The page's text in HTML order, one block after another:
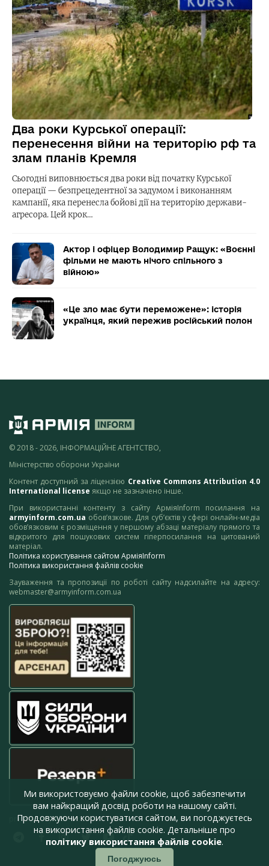
Два роки Курської операції:
перенесення війни на територію рф та
злам планів Кремля
Сьогодні виповнюється два роки від початку Курської
операції — безпрецедентної за задумом і виконанням
кампанії, яка перенесла бойові дії на територію держави-
агресора. Цей крок…
Актор і офіцер Володимир Ращук: «Воєнні
фільми не мають нічого спільного з
війною»
«Це зло має бути переможене»: історія
українця, який пережив російський полон
© 2018 - 2026, ІНФОРМАЦІЙНЕ АГЕНТСТВО,
Міністерство оборони України
Контент доступний за ліцензією Creative Commons Attribution 4.0
International license якщо не зазначено інше.
При використанні контенту з сайту АрміяInform посилання на
armyinform.com.ua обов’язкове. Для суб’єктів у сфері онлайн-медіа
обов’язковим є розміщення у першому абзаці матеріалу прямого та
відкритого для пошукових систем гіперпосилання на цитований
матеріал.
Політика користування сайтом АрміяInform
Політика використання файлів cookie
Зауваження та пропозиції по роботі сайту надсилайте на адресу:
webmaster@armyinform.com.ua
press@armyinform.com.ua
Ми використовуємо файли cookie, щоб забезпечити
вам найкращий досвід роботи на нашому сайті.
Продовжуючи користуватися сайтом, ви погоджуєтесь
на використання файлів cookie. Детальніше про
політику використання файлів cookie.
Погоджуюсь